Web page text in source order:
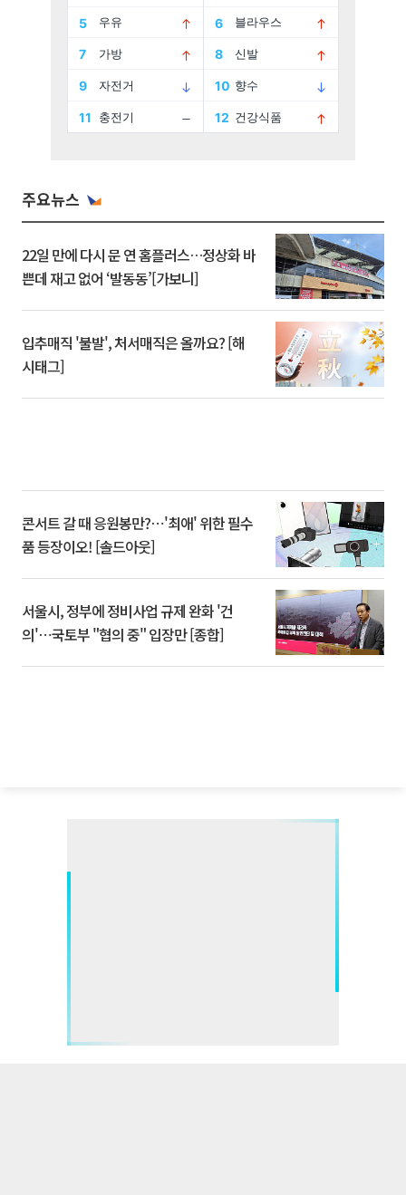
주요뉴스
22일 만에 다시 문 연 홈플러스…정상화 바
쁜데 재고 없어 ‘발동동’[가보니]
입추매직 '불발', 처서매직은 올까요? [해
시태그]
콘서트 갈 때 응원봉만?⋯'최애' 위한 필수
품 등장이오! [솔드아웃]
서울시, 정부에 정비사업 규제 완화 '건
의'⋯국토부 "협의 중" 입장만 [종합]